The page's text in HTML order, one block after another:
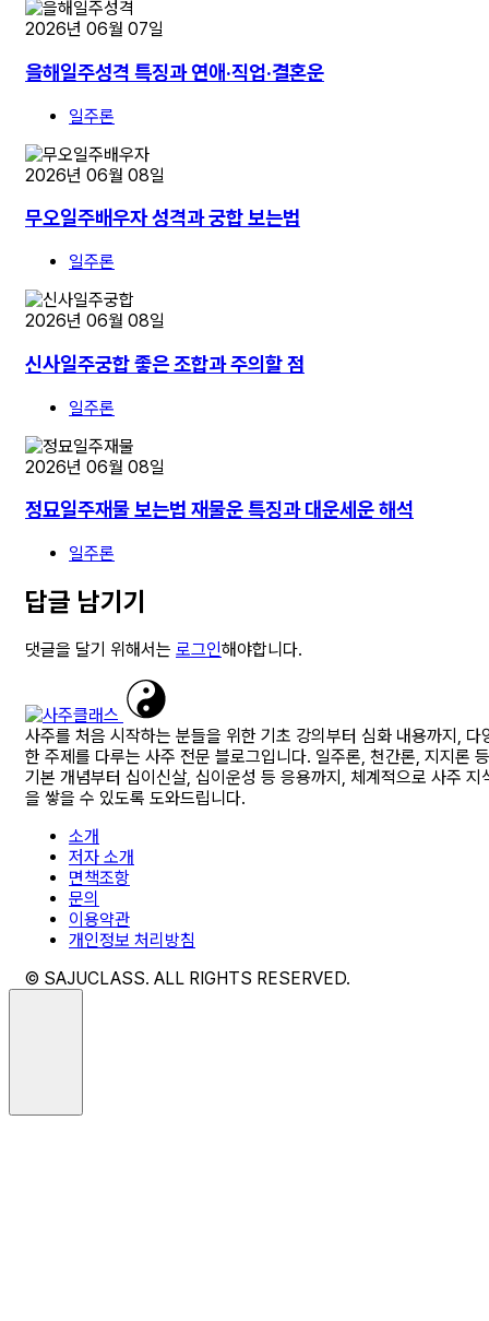
2026년 06월 07일
을해일주성격 특징과 연애·직업·결혼운
일주론
2026년 06월 08일
무오일주배우자 성격과 궁합 보는법
일주론
2026년 06월 08일
신사일주궁합 좋은 조합과 주의할 점
일주론
2026년 06월 08일
정묘일주재물 보는법 재물운 특징과 대운세운 해석
일주론
답글 남기기
댓글을 달기 위해서는 로그인해야합니다.
사주를 처음 시작하는 분들을 위한 기초 강의부터 심화 내용까지, 다
한 주제를 다루는 사주 전문 블로그입니다. 일주론, 천간론, 지지론 등
기본 개념부터 십이신살, 십이운성 등 응용까지, 체계적으로 사주 지
을 쌓을 수 있도록 도와드립니다.
소개
저자 소개
면책조항
문의
이용약관
개인정보 처리방침
© SAJUCLASS. ALL RIGHTS RESERVED.